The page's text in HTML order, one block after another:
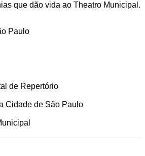
que dão vida ao Theatro Municipal.
Paulo
de Repertório
Cidade de São Paulo